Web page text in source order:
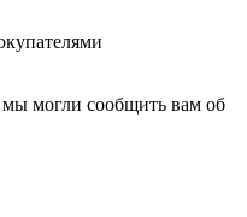
могли сообщить вам об